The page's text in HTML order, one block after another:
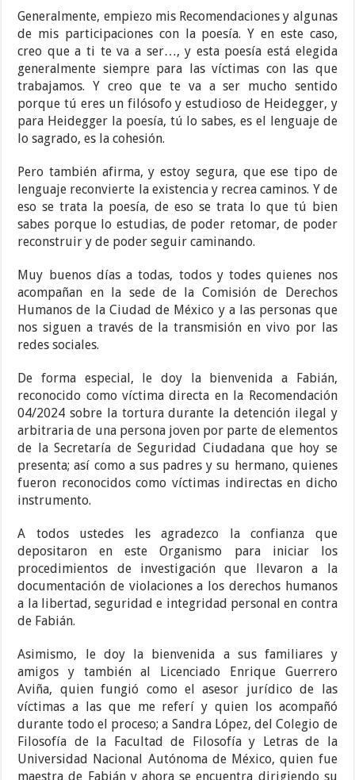
Generalmente, empiezo mis Recomendaciones y algunas
de mis participaciones con la poesía. Y en este caso,
creo que a ti te va a ser…, y esta poesía está elegida
generalmente siempre para las víctimas con las que
trabajamos. Y creo que te va a ser mucho sentido
porque tú eres un filósofo y estudioso de Heidegger, y
para Heidegger la poesía, tú lo sabes, es el lenguaje de
lo sagrado, es la cohesión.
Pero también afirma, y estoy segura, que ese tipo de
lenguaje reconvierte la existencia y recrea caminos. Y de
eso se trata la poesía, de eso se trata lo que tú bien
sabes porque lo estudias, de poder retomar, de poder
reconstruir y de poder seguir caminando.
Muy buenos días a todas, todos y todes quienes nos
acompañan en la sede de la Comisión de Derechos
Humanos de la Ciudad de México y a las personas que
nos siguen a través de la transmisión en vivo por las
redes sociales.
De forma especial, le doy la bienvenida a Fabián,
reconocido como víctima directa en la Recomendación
04/2024 sobre la tortura durante la detención ilegal y
arbitraria de una persona joven por parte de elementos
de la Secretaría de Seguridad Ciudadana que hoy se
presenta; así como a sus padres y su hermano, quienes
fueron reconocidos como víctimas indirectas en dicho
instrumento.
A todos ustedes les agradezco la confianza que
depositaron en este Organismo para iniciar los
procedimientos de investigación que llevaron a la
documentación de violaciones a los derechos humanos
a la libertad, seguridad e integridad personal en contra
de Fabián.
Asimismo, le doy la bienvenida a sus familiares y
amigos y también al Licenciado Enrique Guerrero
Aviña, quien fungió como el asesor jurídico de las
víctimas a las que me referí y quien los acompañó
durante todo el proceso; a Sandra López, del Colegio de
Filosofía de la Facultad de Filosofía y Letras de la
Universidad Nacional Autónoma de México, quien fue
maestra de Fabián y ahora se encuentra dirigiendo su